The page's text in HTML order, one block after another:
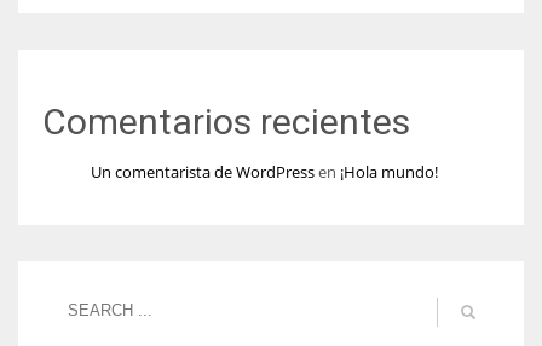
Comentarios recientes
Un comentarista de WordPressen ¡Hola mundo!